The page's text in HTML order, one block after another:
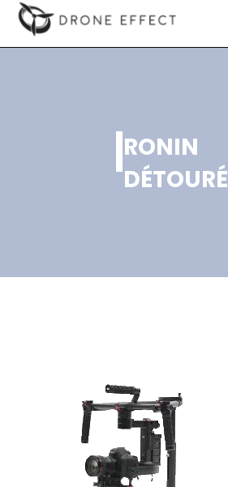
RONIN
DÉTOURÉ